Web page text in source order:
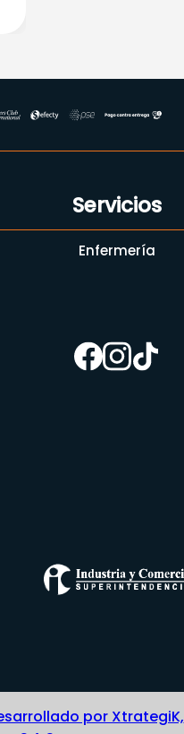
Servicios
Enfermería
por XtrategiK,